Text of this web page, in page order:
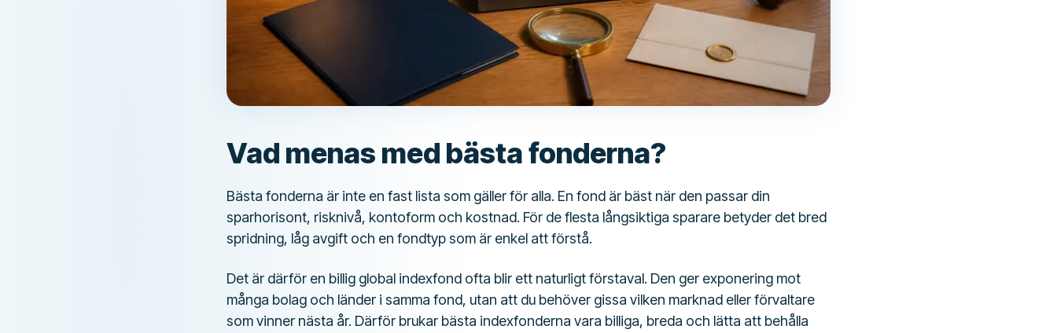
Vad menas med bästa fonderna?
Bästa fonderna är inte en fast lista som gäller för alla. En fond är bäst när den passar din
sparhorisont, risknivå, kontoform och kostnad. För de flesta långsiktiga sparare betyder det bred
spridning, låg avgift och en fondtyp som är enkel att förstå.
Det är därför en billig global indexfond ofta blir ett naturligt förstaval. Den ger exponering mot
många bolag och länder i samma fond, utan att du behöver gissa vilken marknad eller förvaltare
som vinner nästa år. Därför brukar bästa indexfonderna vara billiga, breda och lätta att behålla